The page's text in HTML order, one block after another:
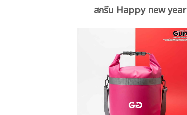
สกรีน Happy new year